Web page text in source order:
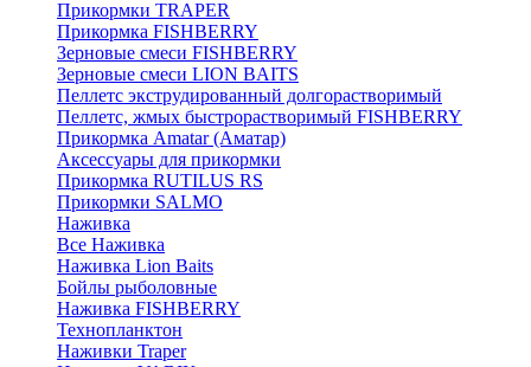
Прикормки TRAPER
Прикормка FISHBERRY
Зерновые смеси FISHBERRY
Зерновые смеси LION BAITS
Пеллетс экструдированный долгорастворимый
Пеллетс, жмых быстрорастворимый FISHBERRY
Прикормка Amatar (Аматар)
Аксессуары для прикормки
Прикормка RUTILUS RS
Прикормки SALMO
Наживка
Все Наживка
Наживка Lion Baits
Бойлы рыболовные
Наживка FISHBERRY
Технопланктон
Наживки Traper